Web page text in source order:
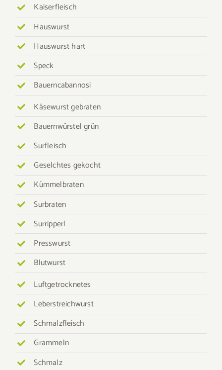
Kaiserfleisch
Hauswurst
Hauswurst hart
Speck
Bauerncabannosi
Käsewurst gebraten
Bauernwürstel grün
Surfleisch
Geselchtes gekocht
Kümmelbraten
Surbraten
Surripperl
Presswurst
Blutwurst
Luftgetrocknetes
Leberstreichwurst
Schmalzfleisch
Grammeln
Schmalz